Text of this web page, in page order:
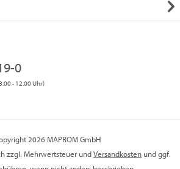
0
- 12.00 Uhr)
2026 MAPROM GmbH
zzgl. Mehrwertsteuer undVersandkosten und ggf.